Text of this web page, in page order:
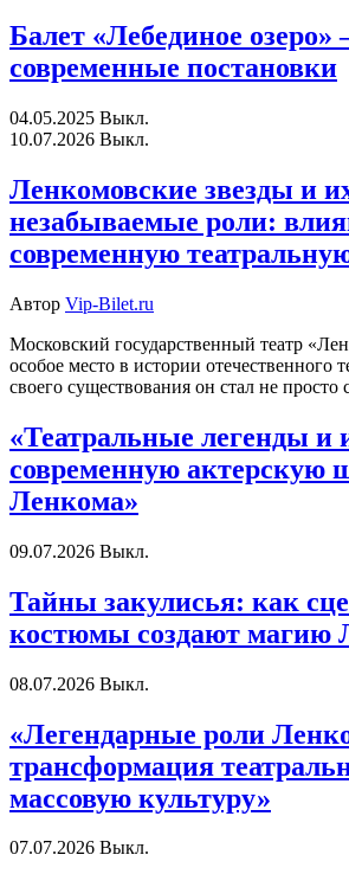
Балет «Лебединое озеро»
современные постановки
04.05.2025 Выкл.
10.07.2026 Выкл.
Ленкомовские звезды и
незабываемые роли:
современную
Автор Vip-Bilet.ru
Московский государственный театр
особое место в истории отечественного
своего существования он стал не просто
«Театральные легенды и
современную актерскую
Ленкома»
09.07.2026 Выкл.
Тайны закулисья: как
костюмы создают магию
08.07.2026 Выкл.
«Легендарные роли
трансформация
массовую культуру»
07.07.2026 Выкл.